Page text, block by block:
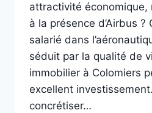
attractivité économique,
à la présence d’Airbus ?
salarié dans
séduit par la qualité de
immobilier à Colomiers
excellent
concrétiser…